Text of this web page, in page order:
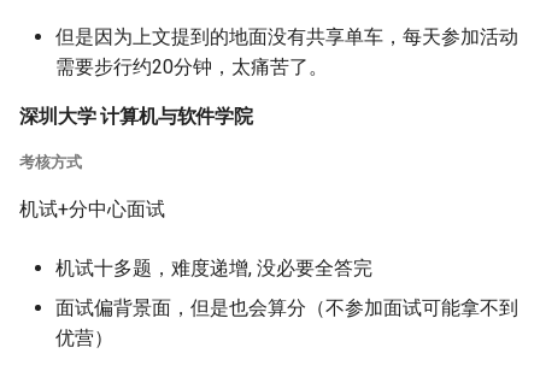
但是因为上文提到的地面没有共享单车，每天参加活动
需要步行约20分钟，太痛苦了。
深圳大学 计算机与软件学院
考核方式
机试+分中心面试
机试十多题，难度递增, 没必要全答完
面试偏背景面，但是也会算分（不参加面试可能拿不到
优营）